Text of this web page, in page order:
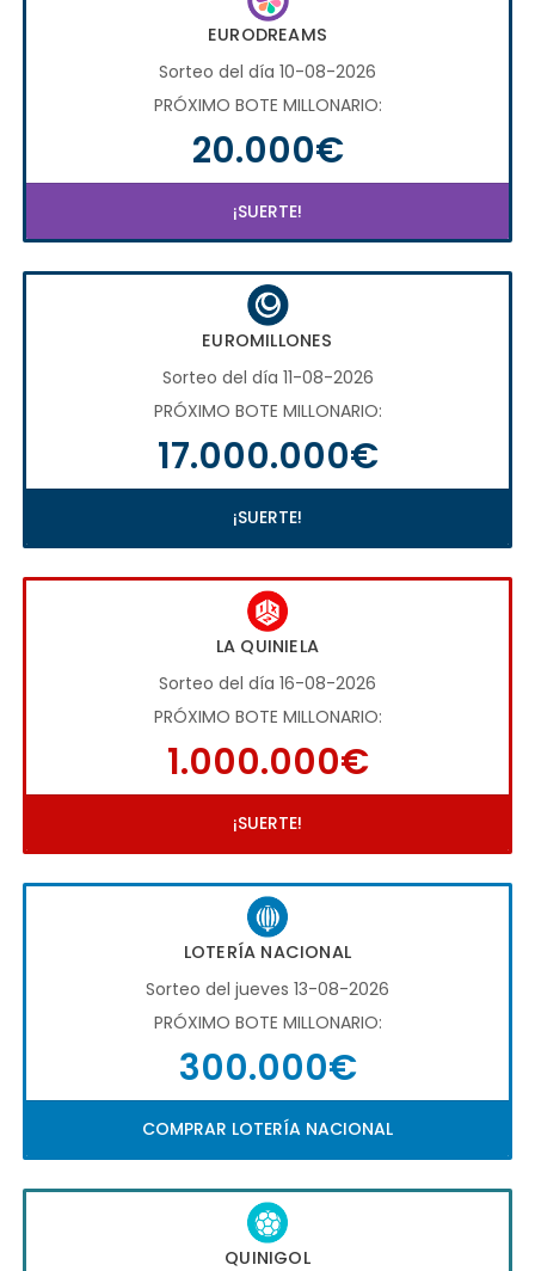
EURODREAMS
Sorteo del día 10-08-2026
PRÓXIMO BOTE MILLONARIO:
20.000€
¡SUERTE!
EUROMILLONES
Sorteo del día 11-08-2026
PRÓXIMO BOTE MILLONARIO:
17.000.000€
¡SUERTE!
LA QUINIELA
Sorteo del día 16-08-2026
PRÓXIMO BOTE MILLONARIO:
1.000.000€
¡SUERTE!
LOTERÍA NACIONAL
Sorteo del jueves 13-08-2026
PRÓXIMO BOTE MILLONARIO:
300.000€
COMPRAR LOTERÍA NACIONAL
QUINIGOL